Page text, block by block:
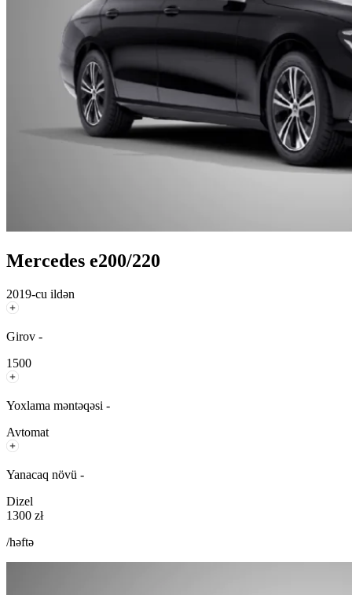
Mercedes e200/220
2019-cu ildən
Girov -
1500
Yoxlama məntəqəsi -
Avtomat
Yanacaq növü -
Dizel
1300 zł
/həftə